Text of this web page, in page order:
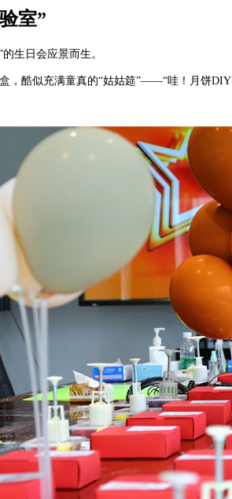
室”
生日会应景而生。
，酷似充满童真的“姑姑筵”——“哇！月饼